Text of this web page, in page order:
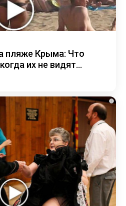
пляже Крыма: Что
их не видят...
i